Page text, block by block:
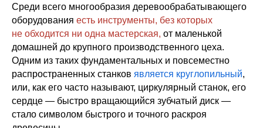
Среди всего многообразия деревообрабатывающего
оборудования есть инструменты, без которых
не обходится ни одна мастерская, от маленькой
домашней до крупного производственного цеха.
Одним из таких фундаментальных и повсеместно
распространенных станков является круглопильный,
или, как его часто называют, циркулярный станок, его
сердце — быстро вращающийся зубчатый диск —
стало символом быстрого и точного раскроя